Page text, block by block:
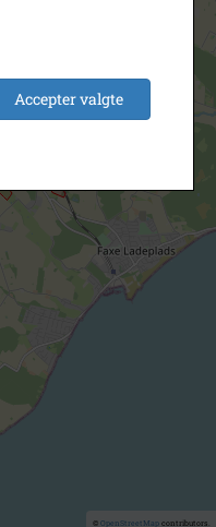
© OpenStreetMapcontributors.
Accepter valgte